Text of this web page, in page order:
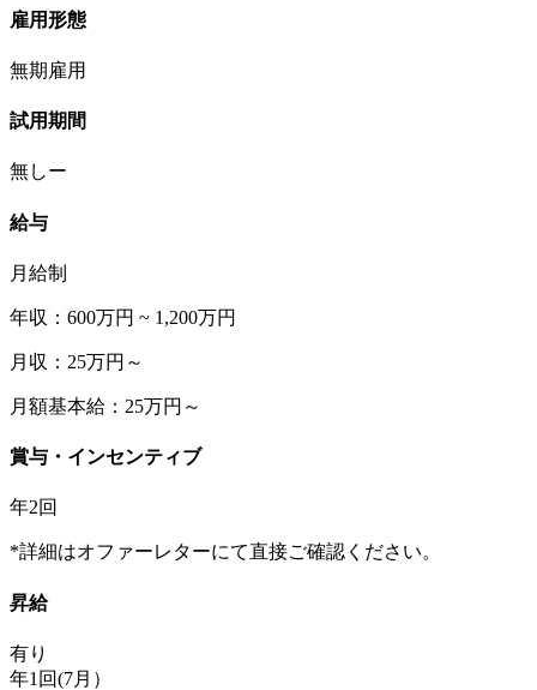
雇用形態
無期雇用
試用期間
無しー
給与
月給制
年収：600万円 ~ 1,200万円
月収：25万円～
月額基本給：25万円～
賞与・インセンティブ
年2回
*詳細はオファーレターにて直接ご確認ください。
昇給
有り
年1回(7月）